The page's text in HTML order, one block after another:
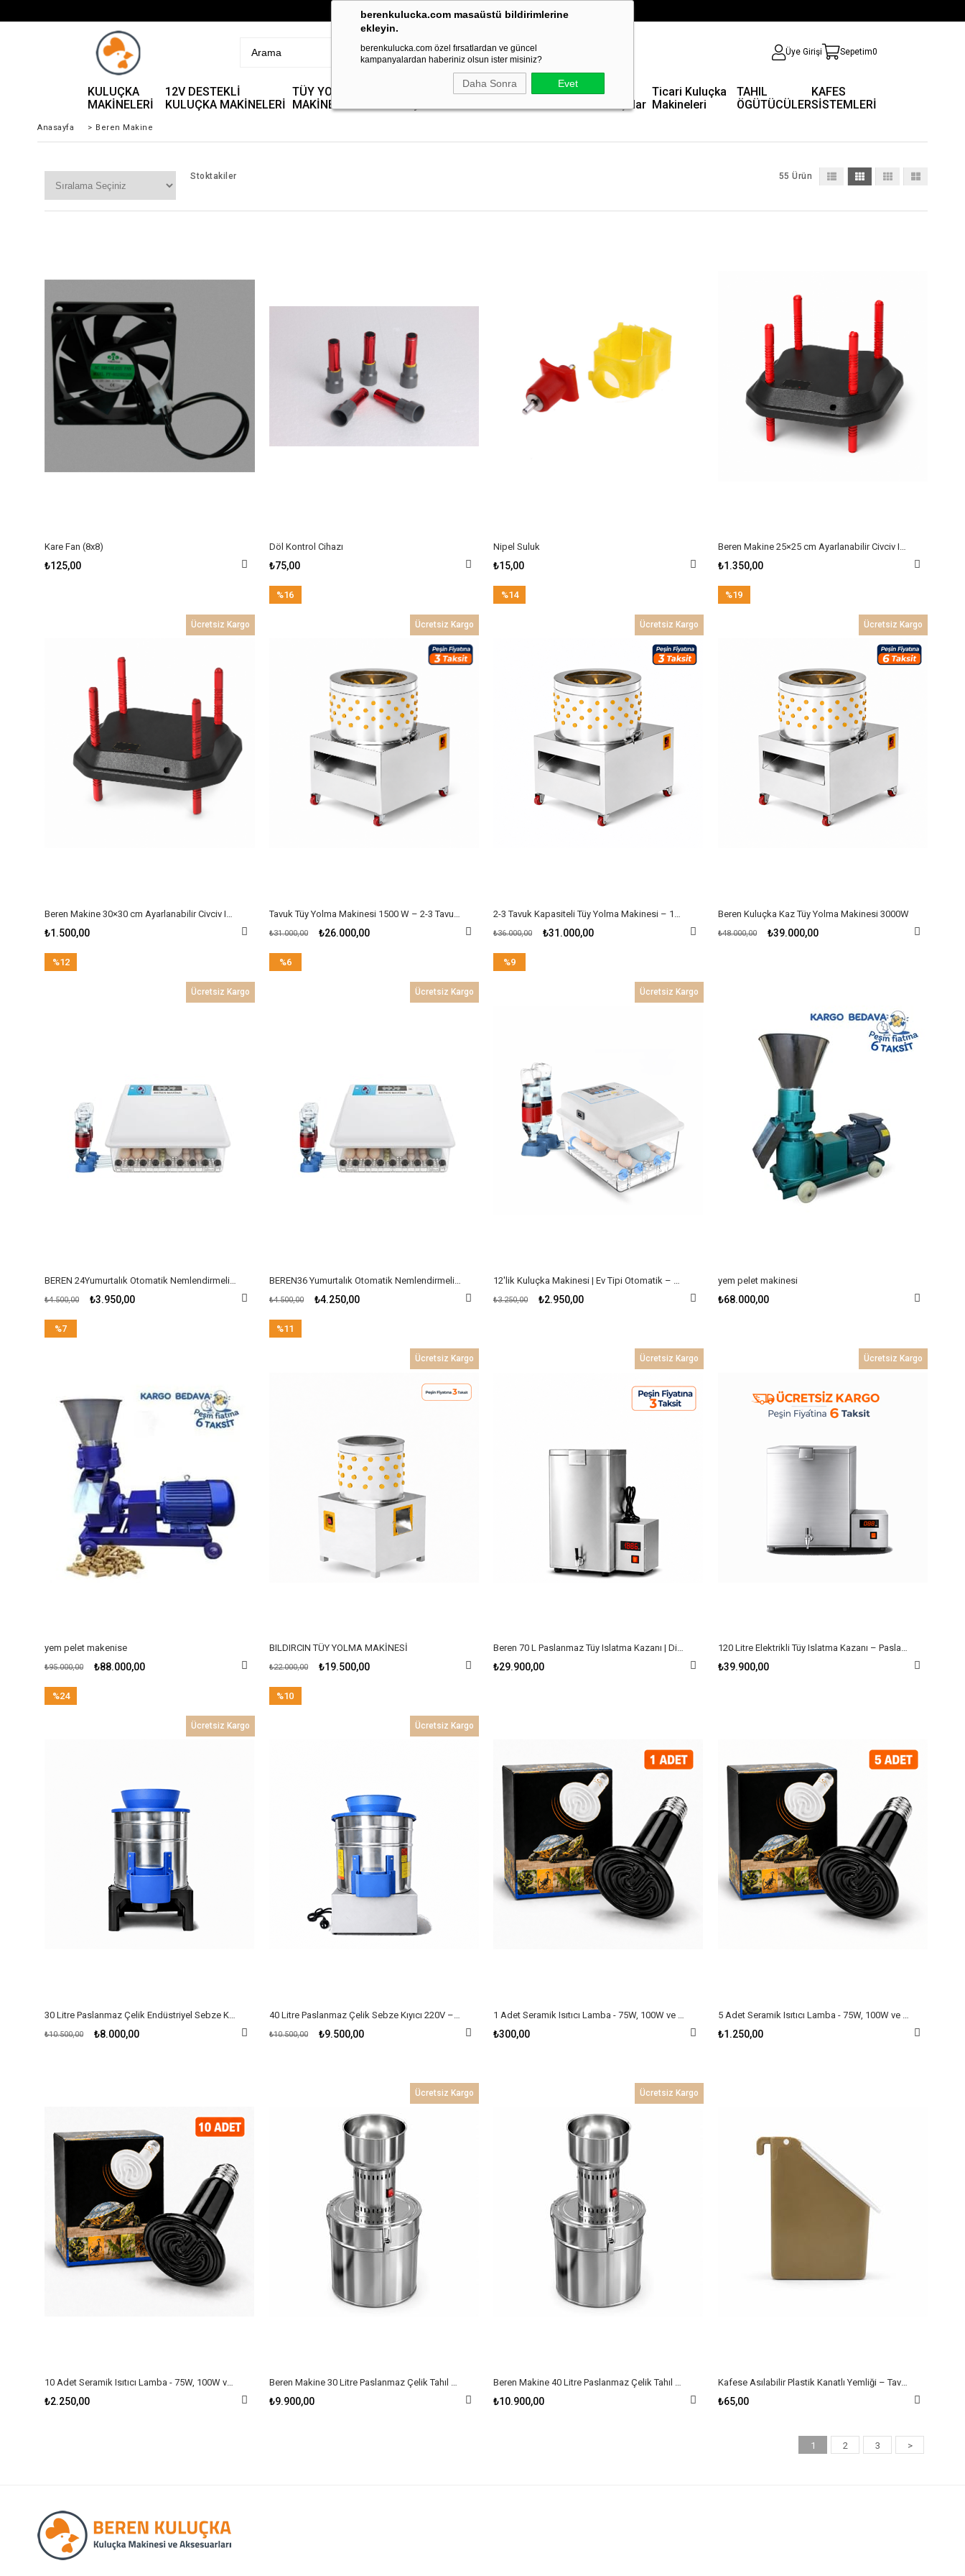
berenkulucka.com masaüstü bildirimlerine
ekleyin.
berenkulucka.com özel fırsatlardan ve güncel
kampanyalardan haberiniz olsun ister misiniz?
Daha Sonra Evet
Üye Girişi Sepetim0
KULUÇKA
MAKİNELERİ
12V DESTEKLİ
KULUÇKA MAKİNELERİ
TÜY YOLMA
MAKİNELERİ
Paslanmaz Çelik
Yem Pelet
Kümes
Yedek
Parçalar
Ticari Kuluçka
Makineleri
TAHIL
ÖGÜTÜCÜLER
KAFES
SİSTEMLERİ
Anasayfa > Beren Makine
Stoktakiler 55 Ürün
Kare Fan (8x8)
₺125,00
Döl Kontrol Cihazı
₺75,00
Nipel Suluk
₺15,00 ₺1.350,00
₺1.500,00
Ücretsiz Kargo
₺26.000,00
₺31.000,00
%16
Ücretsiz Kargo
₺31.000,00
₺36.000,00
%14
Ücretsiz Kargo
Beren Kuluçka Kaz Tüy Yolma Makinesi 3000W
₺39.000,00
₺48.000,00
%19
Ücretsiz Kargo
BEREN 24Yumurtalık Otomatik Nemlendirmeli Kuluçka Makinesi
₺3.950,00
₺4.500,00
%12
Ücretsiz Kargo
BEREN36 Yumurtalık Otomatik Nemlendirmeli Kuluçka Makinesi
₺4.250,00
₺4.500,00
%6
Ücretsiz Kargo
12'lik Kuluçka Makinesi | Ev Tipi Otomatik – Beren
₺2.950,00
₺3.250,00
%9
Ücretsiz Kargo
yem pelet makinesi
₺68.000,00
yem pelet makenise
₺88.000,00
₺95.000,00
%7
BILDIRCIN TÜY YOLMA MAKİNESİ
₺19.500,00
₺22.000,00
%11
Ücretsiz Kargo
Beren 70 L Paslanmaz Tüy Islatma Kazanı | Dijital Termostatlı Kanatlı Islatma Tankı (220V 2000W)
₺29.900,00
Ücretsiz Kargo
120 Litre Elektrikli Tüy Islatma Kazanı – Paslanmaz Çelik Dijital Termostatlı Tavuk Kaz Hindi Islatma Makinesi
₺39.900,00
Ücretsiz Kargo
₺8.000,00
₺10.500,00
%24
Ücretsiz Kargo
₺9.500,00
₺10.500,00
%10
Ücretsiz Kargo
₺300,00 ₺1.250,00
₺2.250,00 ₺9.900,00
Ücretsiz Kargo
₺10.900,00
Ücretsiz Kargo
Kafese Asılabilir Plastik Kanatlı Yemliği – Tavuk, Civciv ve Bıldırcın
₺65,00
1 2 3 >